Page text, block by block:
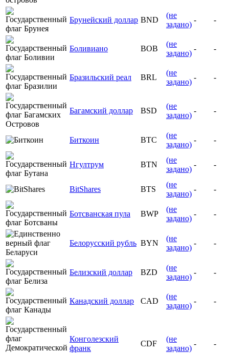
Брунейский доллар BND
(не
задано)
- -
Боливиано BOB
(не
задано)
- -
Бразильский реал BRL
(не
задано)
- -
Багамский доллар BSD
(не
задано)
- -
Биткоин BTC
(не
задано)
- -
Нгултрум BTN
(не
задано)
- -
BitShares BTS
(не
задано)
- -
Ботсванская пула BWP
(не
задано)
- -
Белорусский рубль BYN
(не
задано)
- -
Белизский доллар BZD
(не
задано)
- -
Канадский доллар CAD
(не
задано)
- -
Конголезский
франк
CDF
(не
задано)
- -